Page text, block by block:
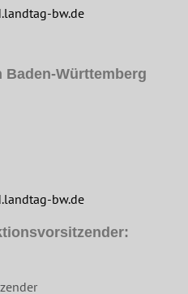
bw.de
Baden-Württemberg
bw.de